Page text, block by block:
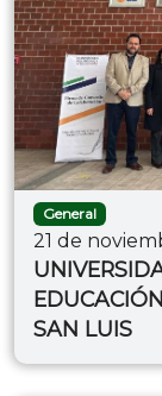
General
21 de
SAN LUIS